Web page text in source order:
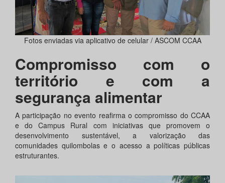
Fotos enviadas via aplicativo de celular / ASCOM CCAA
Compromisso com o
território e com a
segurança alimentar
A participação no evento reafirma o compromisso do CCAA
e do Campus Rural com iniciativas que promovem o
desenvolvimento sustentável, a valorização das
comunidades quilombolas e o acesso a políticas públicas
estruturantes.